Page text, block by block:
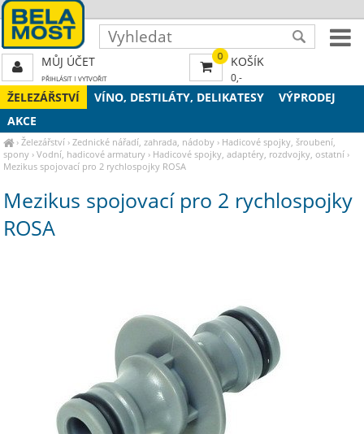
ŽELEZÁŘSTVÍ VÍNO, DESTILÁTY, DELIKATESY
VÝPRODEJ
AKCE
›Železářství ›Zednické nářadí, zahrada, nádoby › Hadicové spojky, šroubení,
spony ›Vodní, hadicové armatury › Hadicové spojky, adaptéry, rozdvojky, ostatní ›
Mezikus spojovací pro 2 rychlospojky ROSA
Mezikus spojovací pro 2 rychlospojky
ROSA
0 KOŠÍK
0,-
MŮJ ÚČET
PŘIHLÁSIT| VYTVOŘIT